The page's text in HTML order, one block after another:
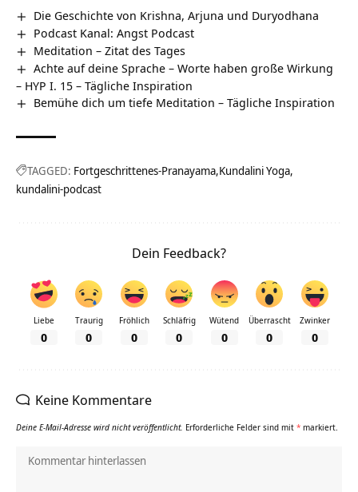
Die Geschichte von Krishna, Arjuna und Duryodhana
Podcast Kanal: Angst Podcast
Meditation – Zitat des Tages
Achte auf deine Sprache – Worte haben große Wirkung
– HYP I. 15 – Tägliche Inspiration
Bemühe dich um tiefe Meditation – Tägliche Inspiration
TAGGED: Fortgeschrittenes-Pranayama Kundalini Yoga
kundalini-podcast
Dein Feedback?
Liebe
0
Traurig
0
Fröhlich
0
Schläfrig
0
Wütend
0
Überrascht
0
Zwinker
0
Keine Kommentare
Deine E-Mail-Adresse wird nicht veröffentlicht. Erforderliche Felder sind mit * markiert.